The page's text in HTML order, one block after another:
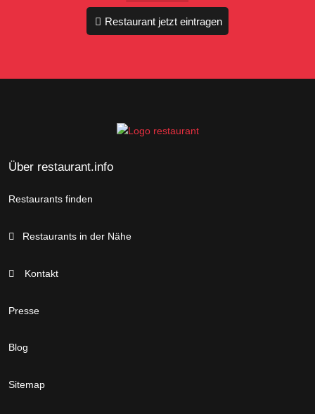
Restaurant jetzt eintragen
Über restaurant.info
Restaurants finden
Restaurants in der Nähe
Kontakt
Presse
Blog
Sitemap